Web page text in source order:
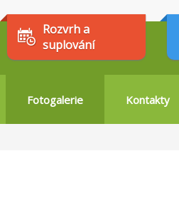
Rozvrh a
suplování
Fotogalerie Kontakty